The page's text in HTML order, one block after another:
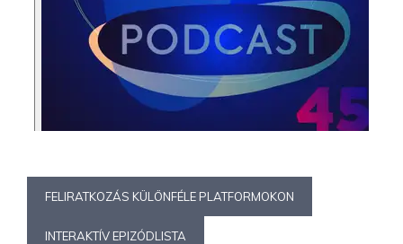
FELIRATKOZÁS KÜLÖNFÉLE PLATFORMOKON
INTERAKTÍV EPIZÓDLISTA